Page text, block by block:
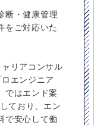
断・健康管理
をご対応いた
リアコンサル
エンジニア
ではエンド案
ており、エン
で安心して働